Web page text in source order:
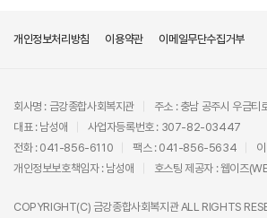
개인정보처리방침 이용약관 이메일무단수집거부
회사명 : 금강종합사회복지관
주소 : 충남 공주시 우금
대표 : 남성애
사업자등록번호 : 307-82-03447
전화 : 041-856-6110
팩스 : 041-856-5634
개인정보보호책임자 : 남성애
호스팅 제공자 :웹이즈
COPYRIGHT(C) 금강종합사회복지관ALL RIGHTS